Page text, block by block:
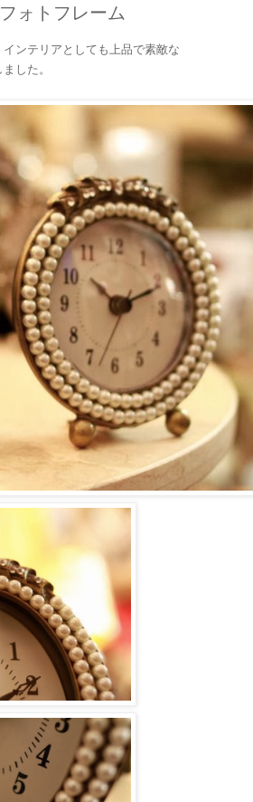
ォトフレーム
ンテリアとしても上品で素敵な
した。